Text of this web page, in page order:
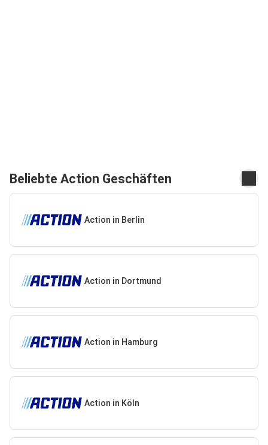
Beliebte Action Geschäften
Action in Berlin
Action in Dortmund
Action in Hamburg
Action in Köln